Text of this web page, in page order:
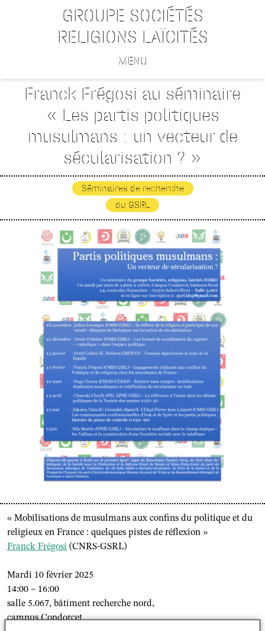
GROUPE SOCIÉTÉS
RELIGIONS LAÏCITÉS
MENU
Franck Frégosi au séminaire
« Les partis politiques
musulmans : un vecteur de
sécularisation ? »
Séminaires de recherche
du GSRL
« Mobilisations de musulmans aux confins du politique et du
religieux en France : quelques pistes de réflexion »
Franck Frégosi (CNRS-GSRL)
Mardi 10 février 2025
14:00 – 16:00
salle 5.067, bâtiment recherche nord,
campus Condorcet